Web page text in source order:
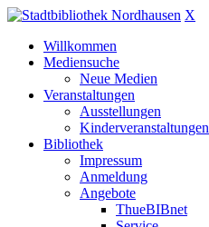
X
Willkommen
Mediensuche
Neue Medien
Veranstaltungen
Ausstellungen
Kinderveranstaltungen
Bibliothek
Impressum
Anmeldung
Angebote
ThueBIBnet